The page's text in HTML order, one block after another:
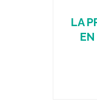
LA